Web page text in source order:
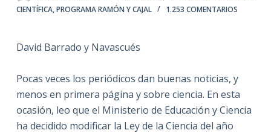
CIENTÍFICA,PROGRAMA RAMÓN Y CAJAL 1.253 COMENTARIOS
David Barrado y Navascués
Pocas veces los periódicos dan buenas noticias, y
menos en primera página y sobre ciencia. En esta
ocasión, leo que el Ministerio de Educación y Ciencia
ha decidido modificar la Ley de la Ciencia del año